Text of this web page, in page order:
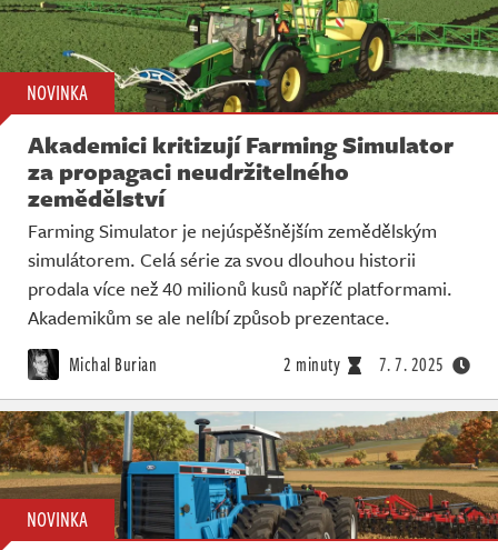
NOVINKA
Akademici kritizují Farming Simulator
za propagaci neudržitelného
zemědělství
Farming Simulator je nejúspěšnějším zemědělským
simulátorem. Celá série za svou dlouhou historii
prodala více než 40 milionů kusů napříč platformami.
Akademikům se ale nelíbí způsob prezentace.
Michal Burian 2 minuty 7. 7. 2025
NOVINKA